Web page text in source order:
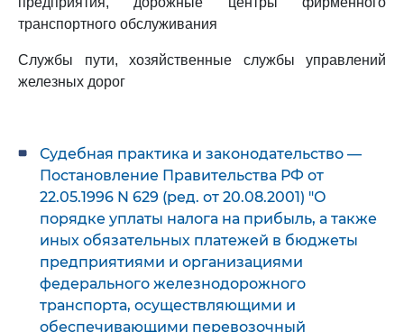
транспортного обслуживания
Службы пути, хозяйственные службы управлений
железных дорог
Судебная практика и законодательство —
Постановление Правительства РФ от
22.05.1996 N 629 (ред. от 20.08.2001) "О
порядке уплаты налога на прибыль, а также
иных обязательных платежей в бюджеты
предприятиями и организациями
федерального железнодорожного
транспорта, осуществляющими и
обеспечивающими перевозочный